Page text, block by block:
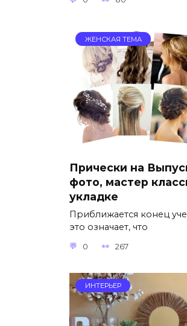
ЖЕНСКАЯ ТЕМА
Прически на
фото, мастер
укладке
Приближается конец
это означает, что
0 267
ИНТЕРЬЕР